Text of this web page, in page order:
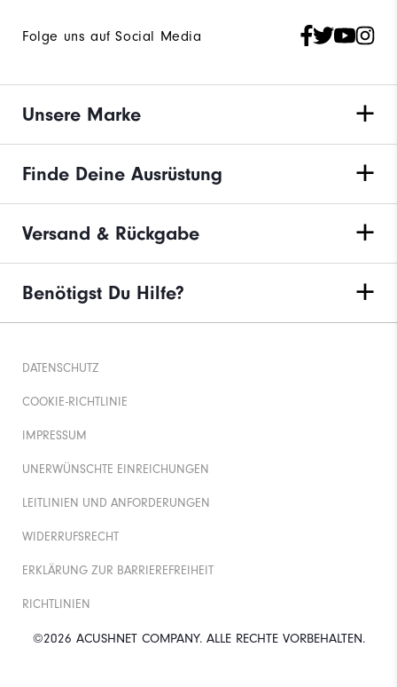
Folge uns auf Social Media
Unsere Marke
Finde Deine Ausrüstung
Versand & Rückgabe
Benötigst Du Hilfe?
©2026 ACUSHNET COMPANY. ALLE RECHTE VORBEHALTEN.
DATENSCHUTZ
COOKIE-RICHTLINIE
IMPRESSUM
UNERWÜNSCHTE EINREICHUNGEN
LEITLINIEN UND ANFORDERUNGEN
WIDERRUFSRECHT
ERKLÄRUNG ZUR BARRIEREFREIHEIT
RICHTLINIEN